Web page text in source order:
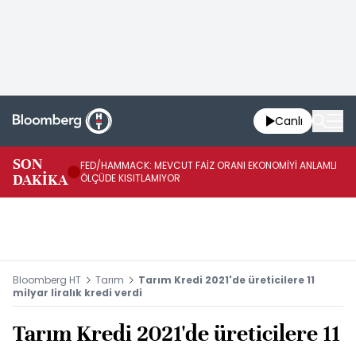
Canlı
SON
DAKİKA
FED/HAMMACK: MEVCUT FAİZ ORANI EKONOMİYİ ANLAMLI
ÖLÇÜDE KISITLAMIYOR
Bloomberg HT Tarım
Tarım Kredi 2021'de üreticilere 11
milyar liralık kredi verdi
Tarım Kredi 2021'de üreticilere 11